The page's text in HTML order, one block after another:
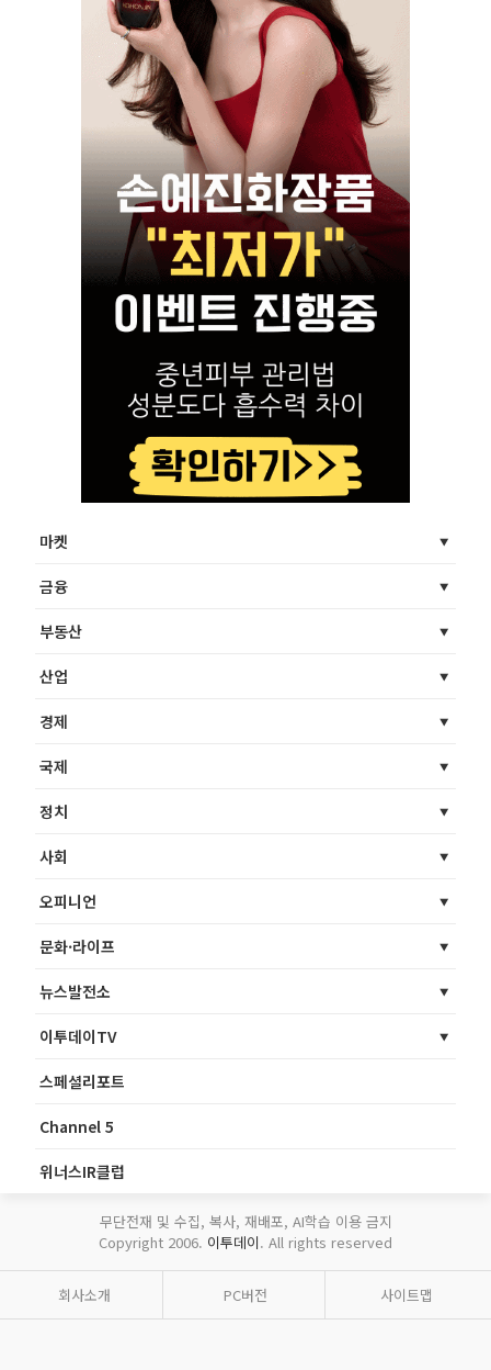
마켓
금융
부동산
산업
경제
국제
정치
사회
오피니언
문화·라이프
뉴스발전소
이투데이TV
스페셜리포트
Channel 5
위너스IR클럽
무단전재 및 수집, 복사, 재배포, AI학습 이용 금지
Copyright 2006. 이투데이. All rights reserved
회사소개 PC버전 사이트맵